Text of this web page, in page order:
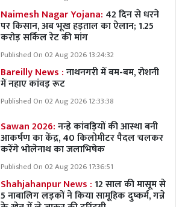
Naimesh Nagar Yojana: 42 दिन से धरने
पर किसान, अब भूख हड़ताल का ऐलान; 1.25
करोड़ सर्किल रेट की मांग
Published On 02 Aug 2026 13:24:32
Bareilly News :नाथनगरी में बम-बम, रोशनी
में नहाए कांवड़ रूट
Published On 02 Aug 2026 12:33:38
Sawan 2026:नन्हे कांवड़ियों की आस्था बनी
आकर्षण का केंद्र, 40 किलोमीटर पैदल चलकर
करेंगे भोलेनाथ का जलाभिषेक
Published On 02 Aug 2026 17:36:51
Shahjahanpur News :12 साल की मासूम से
5 नाबालिग लड़कों ने किया सामूहिक दुष्कर्म, गन्ने